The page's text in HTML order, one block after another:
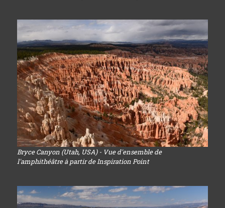
Bryce Canyon (Utah, USA) - Vue d'ensemble de
l'amphithéâtre à partir de Inspiration Point